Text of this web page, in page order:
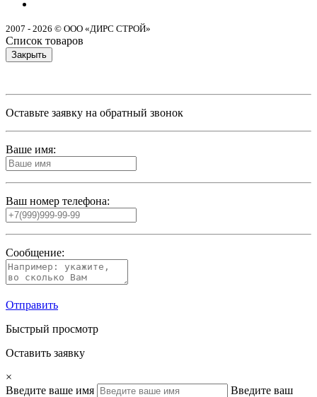
2007 - 2026 © ООО «ДИРС СТРОЙ»
Список товаров
Закрыть
Оставьте заявку на обратный звонок
Ваше имя:
Ваш номер телефона:
Сообщение:
Отправить
Быстрый просмотр
Оставить заявку
×
Введите ваше имя
Введите ваш